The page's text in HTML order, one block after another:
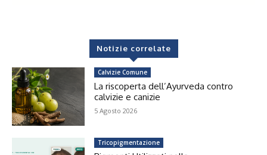
Notizie correlate
Calvizie Comune
La riscoperta dell’Ayurveda contro
calvizie e canizie
5 Agosto 2026
Tricopigmentazione